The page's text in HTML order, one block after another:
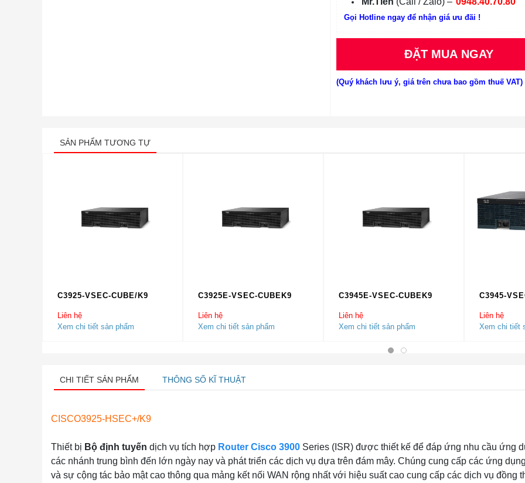
Gọi Hotline ngay để nhận giá ưu đãi !
ĐẶT MUA NGAY
(Quý khách lưu ý, giá trên chưa bao gồm thuế VAT)
SẢN PHẨM TƯƠNG TỰ
C3925-VSEC-CUBE/K9
Liên hệ
Xem chi tiết sản phẩm
C3925E-VSEC-CUBEK9
Liên hệ
Xem chi tiết sản phẩm
C3945E-VSEC-CUBEK9
Liên hệ
Xem chi tiết sản phẩm
C3945-
Liên hệ
Xem chi tiết
CHI TIẾT SẢN PHẨM THÔNG SỐ KĨ THUẬT
CISCO3925-HSEC+/K9
Thiết bị Bộ định tuyến dịch vụ tích hợp Router Cisco 3900 Series (ISR) được thiết kế để đáp ứng nhu cầu ứng
các nhánh trung bình đến lớn ngày nay và phát triển các dịch vụ dựa trên đám mây. Chúng cung cấp các ứng
và sự cộng tác bảo mật cao thông qua mảng kết nối WAN rộng nhất với hiệu suất cao cung cấp các dịch vụ đồng